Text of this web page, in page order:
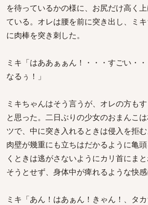
を待っているかの様に、お尻だけ高く
ている。オレは腰を前に突き出し、ミ
に肉棒を突き刺した。
ミキ「はああぁぁん！・・・すごい・
なるぅ！」
ミキちゃんはそう言うが、オレの方も
と思った。二日ぶりの少女のおまんこ
ツで、中に突き入れるときは侵入を拒
肉壁が幾重にも立ちはだかるように亀
くときは逃がさないようにカリ首にま
そうとせず、身体中が痺れるような快感
ミキ「あん！はあぁん！きゃん！、タ